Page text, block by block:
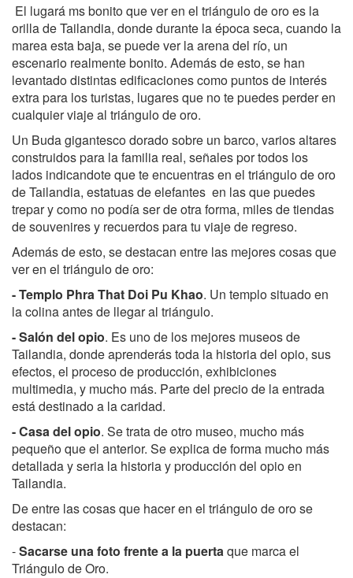
El lugará ms bonito que ver en el triángulo de oro es la
orilla de Tailandia, donde durante la época seca, cuando la
marea esta baja, se puede ver la arena del río, un
escenario realmente bonito. Además de esto, se han
levantado distintas edificaciones como puntos de interés
extra para los turistas, lugares que no te puedes perder en
cualquier viaje al triángulo de oro.
Un Buda gigantesco dorado sobre un barco, varios altares
construidos para la familia real, señales por todos los
lados indicandote que te encuentras en el triángulo de oro
de Tailandia, estatuas de elefantes en las que puedes
trepar y como no podía ser de otra forma, miles de tiendas
de souvenires y recuerdos para tu viaje de regreso.
Además de esto, se destacan entre las mejores cosas que
ver en el triángulo de oro:
- Templo Phra That Doi Pu Khao. Un templo situado en
la colina antes de llegar al triángulo.
- Salón del opio. Es uno de los mejores museos de
Tailandia, donde aprenderás toda la historia del opio, sus
efectos, el proceso de producción, exhibiciones
multimedia, y mucho más. Parte del precio de la entrada
está destinado a la caridad.
- Casa del opio. Se trata de otro museo, mucho más
pequeño que el anterior. Se explica de forma mucho más
detallada y seria la historia y producción del opio en
Tailandia.
De entre las cosas que hacer en el triángulo de oro se
destacan:
-Sacarse una foto frente a la puertaque marca el
Triángulo de Oro.